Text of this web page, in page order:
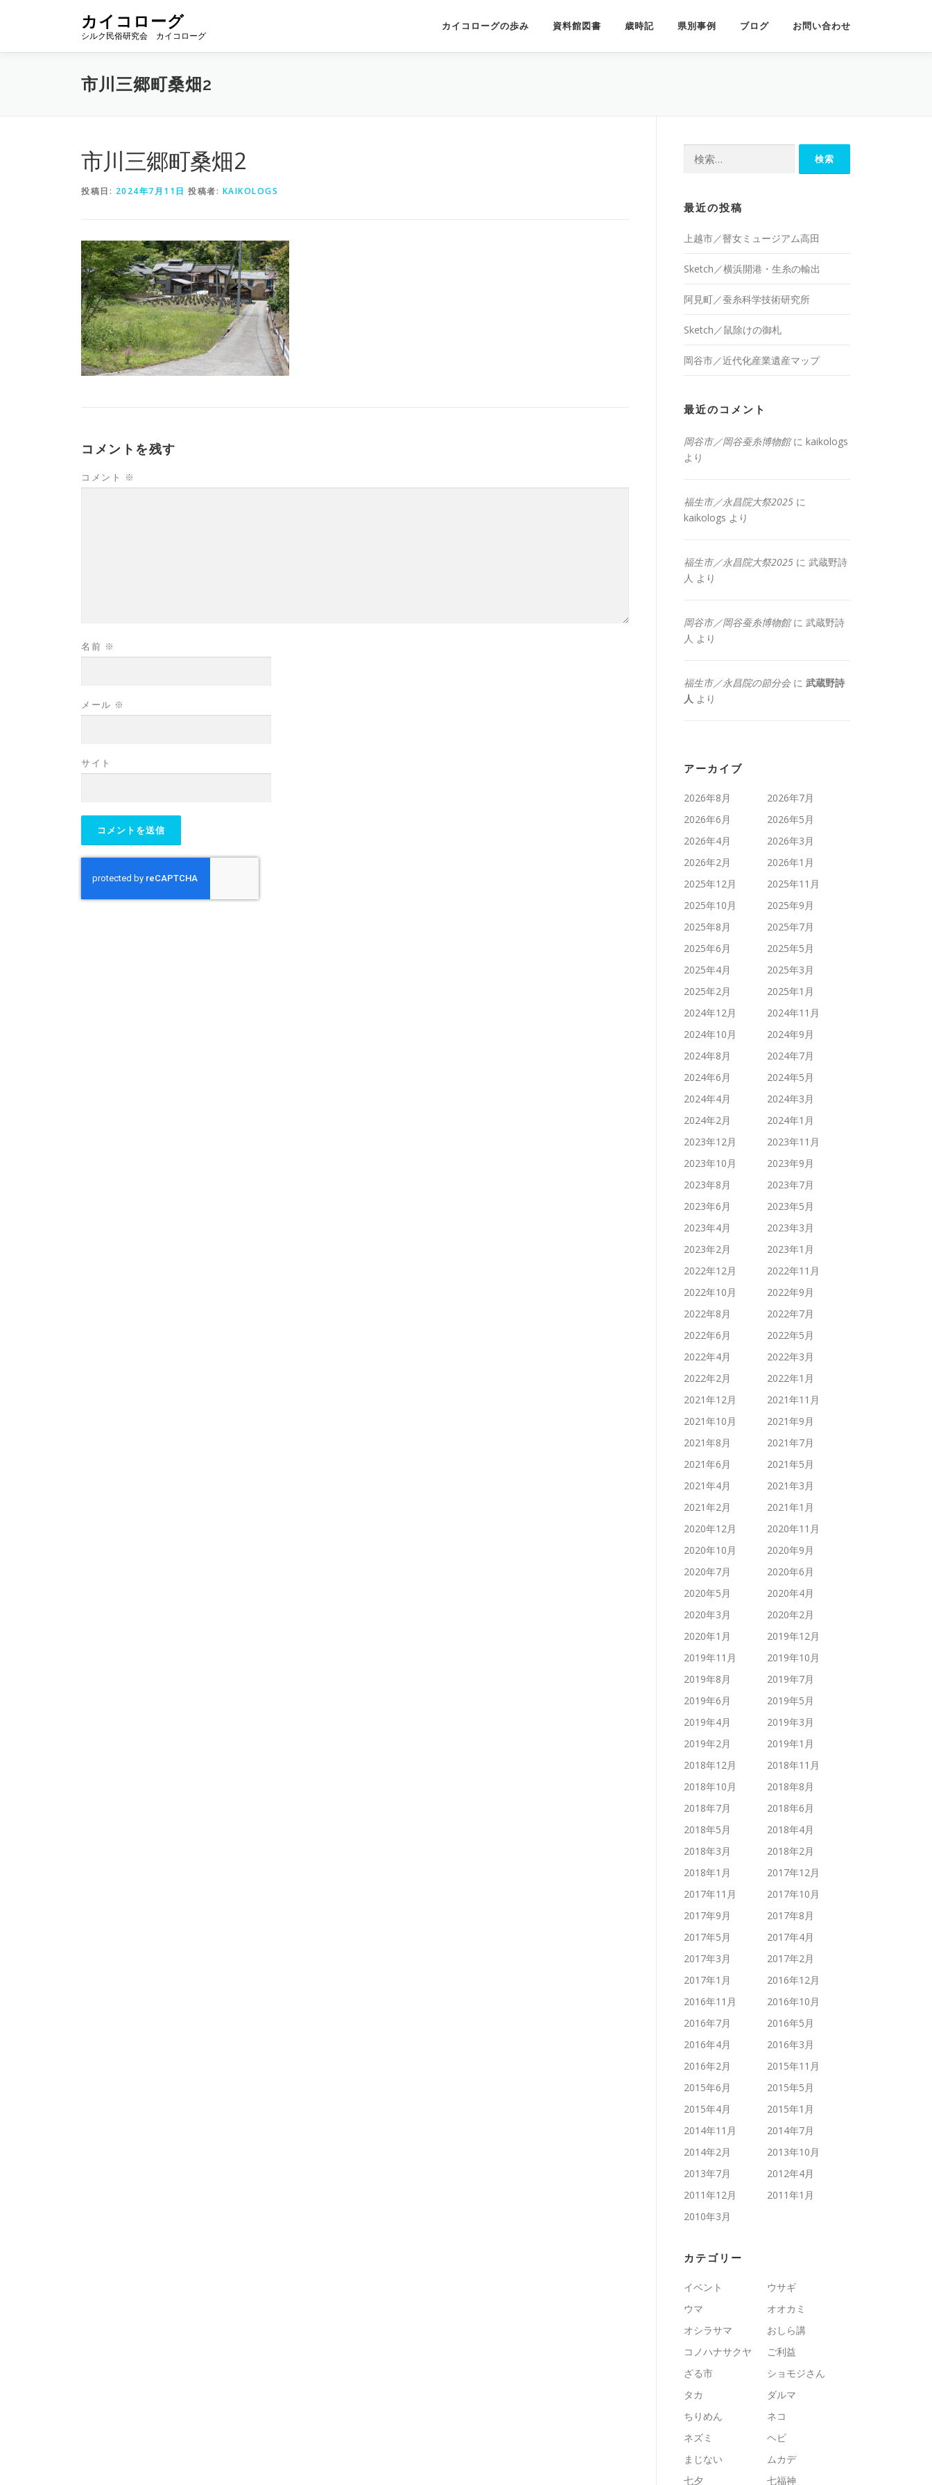
ン
カイコローグ
シルク民俗研究会 カイコローグ
カイコローグの歩み 資料館図書 歳時記 県別事例 ブログ お問い合わせ
市川三郷町桑畑2
市川三郷町桑畑2
投稿日: 2024年7月11日 投稿者: KAIKOLOGS
コメントを残す
コメント ※
名前 ※
メール ※
サイト
最近の投稿
上越市／瞽女ミュージアム高田
Sketch／横浜開港・生糸の輸出
阿見町／蚕糸科学技術研究所
Sketch／鼠除けの御札
岡谷市／近代化産業遺産マップ
最近のコメント
岡谷市／岡谷蚕糸博物館に kaikologs
より
福生市／永昌院大祭2025 に
kaikologs より
福生市／永昌院大祭2025 に 武蔵野詩
人 より
岡谷市／岡谷蚕糸博物館に 武蔵野詩
人 より
福生市／永昌院の節分会に 武蔵野詩
人 より
アーカイブ
2026年8月
2026年7月
2026年6月
2026年5月
2026年4月
2026年3月
2026年2月
2026年1月
2025年12月
2025年11月
2025年10月
2025年9月
2025年8月
2025年7月
2025年6月
2025年5月
2025年4月
2025年3月
2025年2月
2025年1月
2024年12月
2024年11月
2024年10月
2024年9月
2024年8月
2024年7月
2024年6月
2024年5月
2024年4月
2024年3月
2024年2月
2024年1月
2023年12月
2023年11月
2023年10月
2023年9月
2023年8月
2023年7月
2023年6月
2023年5月
2023年4月
2023年3月
2023年2月
2023年1月
2022年12月
2022年11月
2022年10月
2022年9月
2022年8月
2022年7月
2022年6月
2022年5月
2022年4月
2022年3月
2022年2月
2022年1月
2021年12月
2021年11月
2021年10月
2021年9月
2021年8月
2021年7月
2021年6月
2021年5月
2021年4月
2021年3月
2021年2月
2021年1月
2020年12月
2020年11月
2020年10月
2020年9月
2020年7月
2020年6月
2020年5月
2020年4月
2020年3月
2020年2月
2020年1月
2019年12月
2019年11月
2019年10月
2019年8月
2019年7月
2019年6月
2019年5月
2019年4月
2019年3月
2019年2月
2019年1月
2018年12月
2018年11月
2018年10月
2018年8月
2018年7月
2018年6月
2018年5月
2018年4月
2018年3月
2018年2月
2018年1月
2017年12月
2017年11月
2017年10月
2017年9月
2017年8月
2017年5月
2017年4月
2017年3月
2017年2月
2017年1月
2016年12月
2016年11月
2016年10月
2016年7月
2016年5月
2016年4月
2016年3月
2016年2月
2015年11月
2015年6月
2015年5月
2015年4月
2015年1月
2014年11月
2014年7月
2014年2月
2013年10月
2013年7月
2012年4月
2011年12月
2011年1月
2010年3月
カテゴリー
イベント
ウサギ
ウマ
オオカミ
オシラサマ
おしら講
コノハナサクヤ
ご利益
ざる市
ショモジさん
タカ
ダルマ
ちりめん
ネコ
ネズミ
ヘビ
まじない
ムカデ
七夕
七福神